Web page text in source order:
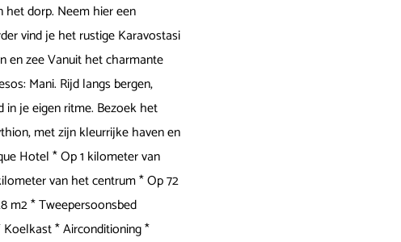
dorp. Neem hier een
vind je het rustige Karavostasi
en zee Vanuit het charmante
Mani. Rijd langs bergen,
je eigen ritme. Bezoek het
met zijn kleurrijke haven en
Hotel * Op 1 kilometer van
van het centrum * Op 72
m2 * Tweepersoonsbed
* Airconditioning *